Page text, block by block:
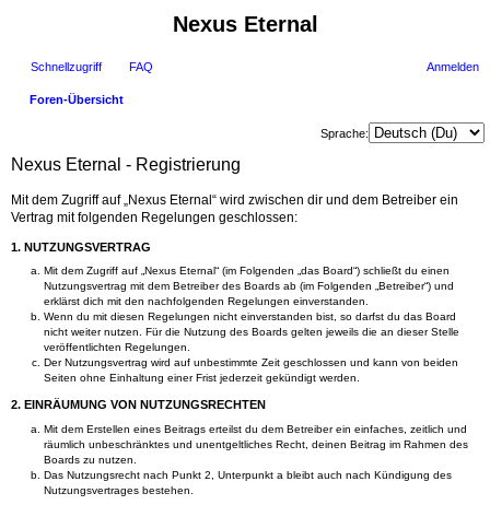
Nexus Eternal
Schnellzugriff FAQ Anmelden
Foren-Übersicht
uc
Sprache:
Nexus Eternal - Registrierung
Mit dem Zugriff auf „Nexus Eternal“ wird zwischen dir und dem Betreiber ein
Vertrag mit folgenden Regelungen geschlossen:
1. NUTZUNGSVERTRAG
Mit dem Zugriff auf „Nexus Eternal“ (im Folgenden „das Board“) schließt du einen
Nutzungsvertrag mit dem Betreiber des Boards ab (im Folgenden „Betreiber“) und
erklärst dich mit den nachfolgenden Regelungen einverstanden.
Wenn du mit diesen Regelungen nicht einverstanden bist, so darfst du das Board
nicht weiter nutzen. Für die Nutzung des Boards gelten jeweils die an dieser Stelle
veröffentlichten Regelungen.
Der Nutzungsvertrag wird auf unbestimmte Zeit geschlossen und kann von beiden
Seiten ohne Einhaltung einer Frist jederzeit gekündigt werden.
2. EINRÄUMUNG VON NUTZUNGSRECHTEN
Mit dem Erstellen eines Beitrags erteilst du dem Betreiber ein einfaches, zeitlich und
räumlich unbeschränktes und unentgeltliches Recht, deinen Beitrag im Rahmen des
Boards zu nutzen.
Das Nutzungsrecht nach Punkt 2, Unterpunkt a bleibt auch nach Kündigung des
Nutzungsvertrages bestehen.